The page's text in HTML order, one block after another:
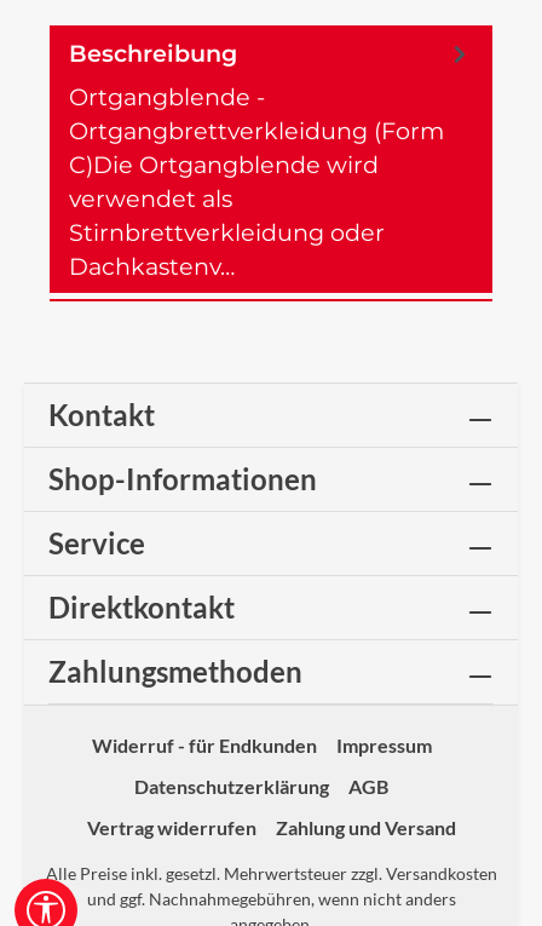
Beschreibung
Ortgangblende -
Ortgangbrettverkleidung (Form
C)Die Ortgangblende wird
verwendet als
Stirnbrettverkleidung oder
Dachkastenv…
Kontakt
Shop-Informationen
Service
Direktkontakt
Zahlungsmethoden
Widerruf - für Endkunden
Impressum
Datenschutzerklärung
AGB
Vertrag widerrufen
Zahlung und Versand
Alle Preise inkl. gesetzl. Mehrwertsteuer zzgl.Versandkosten
und ggf. Nachnahmegebühren, wenn nicht anders
Werkzeugleiste anzeigen